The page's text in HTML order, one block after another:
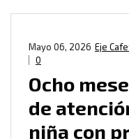
Eje
Mayo 06, 2026
0
Ocho
de
niña con